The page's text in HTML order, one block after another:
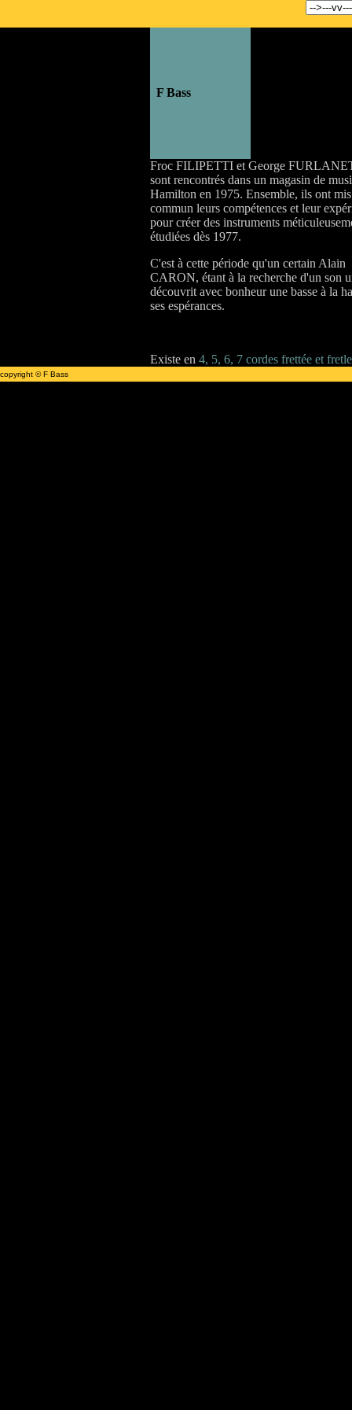
F Bass
Froc FILIPETTI et George
sont rencontrés dans un magasin de
Hamilton en 1975. Ensemble, ils ont
commun leurs compétences et leur
pour créer des instruments
étudiées dès 1977.
C'est à cette période qu'un certain Alain
CARON, étant à la recherche d'un son
découvrit avec bonheur une basse à la
ses espérances.
Existe en 4, 5, 6, 7 cordes frettée et
copyright © F Bass